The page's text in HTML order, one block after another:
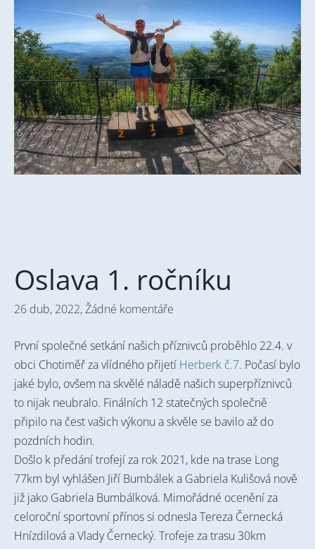
Oslava 1. ročníku
26 dub, 2022,Žádné komentáře
První společné setkání našich příznivců proběhlo 22.4. v
obci Chotiměř za vlídného přijetí Herberk č.7. Počasí bylo
jaké bylo, ovšem na skvělé náladě našich superpříznivců
to nijak neubralo. Finálních 12 statečných společně
připilo na čest vašich výkonu a skvěle se bavilo až do
pozdních hodin.
Došlo k předání trofejí za rok 2021, kde na trase Long
77km byl vyhlášen Jiří Bumbálek a Gabriela Kulišová nově
již jako Gabriela Bumbálková. Mimořádné ocenění za
celoroční sportovní přínos si odnesla Tereza Černecká
Hnízdilová a Vlady Černecký. Trofeje za trasu 30km